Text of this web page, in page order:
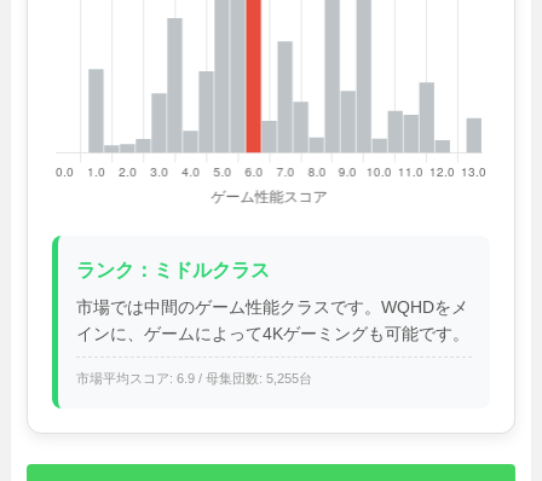
ランク：ミドルクラス
市場では中間のゲーム性能クラスです。WQHDをメ
インに、ゲームによって4Kゲーミングも可能です。
市場平均スコア: 6.9 / 母集団数: 5,255台